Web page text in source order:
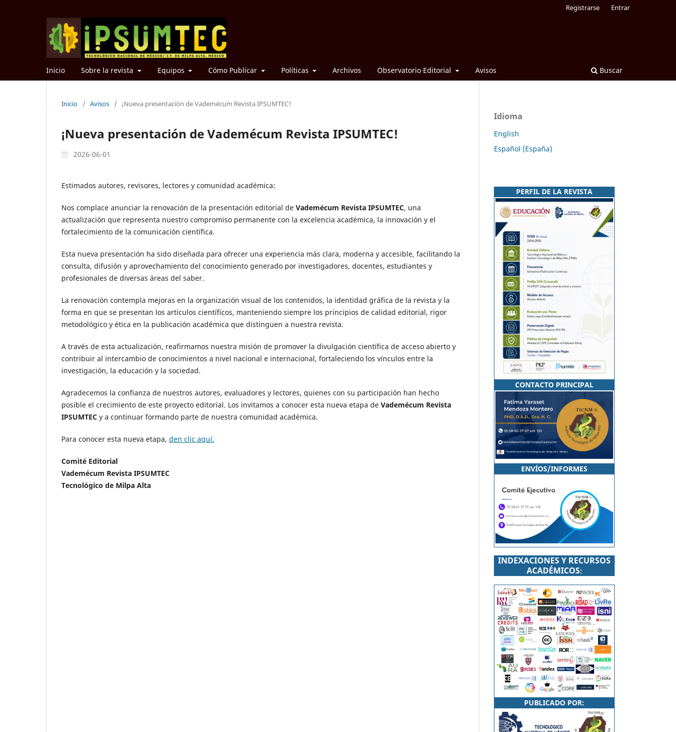
Inicio Sobre la revista Equipos Cómo Publicar Políticas Archivos Observatorio Editorial Avisos Buscar
Registrarse Entrar
Inicio / Avisos / ¡Nueva presentación de Vademécum Revista IPSUMTEC!
¡Nueva presentación de Vademécum Revista IPSUMTEC!
2026-06-01
Estimados autores, revisores, lectores y comunidad académica:
Nos complace anunciar la renovación de la presentación editorial de Vademécum Revista IPSUMTEC, una
actualización que representa nuestro compromiso permanente con la excelencia académica, la innovación y el
fortalecimiento de la comunicación científica.
Esta nueva presentación ha sido diseñada para ofrecer una experiencia más clara, moderna y accesible, facilitando la
consulta, difusión y aprovechamiento del conocimiento generado por investigadores, docentes, estudiantes y
profesionales de diversas áreas del saber.
La renovación contempla mejoras en la organización visual de los contenidos, la identidad gráfica de la revista y la
forma en que se presentan los artículos científicos, manteniendo siempre los principios de calidad editorial, rigor
metodológico y ética en la publicación académica que distinguen a nuestra revista.
A través de esta actualización, reafirmamos nuestra misión de promover la divulgación científica de acceso abierto y
contribuir al intercambio de conocimientos a nivel nacional e internacional, fortaleciendo los vínculos entre la
investigación, la educación y la sociedad.
Agradecemos la confianza de nuestros autores, evaluadores y lectores, quienes con su participación han hecho
posible el crecimiento de este proyecto editorial. Los invitamos a conocer esta nueva etapa de Vademécum Revista
IPSUMTEC y a continuar formando parte de nuestra comunidad académica.
Para conocer esta nueva etapa, den clic aquí.
Comité Editorial
Vademécum Revista IPSUMTEC
Tecnológico de Milpa Alta
Idioma
English
Español (España)
PERFIL DE LA REVISTA
CONTACTO PRINCIPAL
ENVÍOS/INFORMES
INDEXACIONES Y RECURSOS
ACADÉMICOS:
PUBLICADO POR: